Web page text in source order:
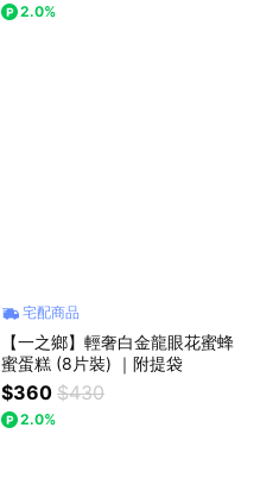
2.0%
宅配商品
【一之鄉】輕奢白金龍眼花蜜蜂
蜜蛋糕 (8片裝) ｜附提袋
$360 $430
2.0%